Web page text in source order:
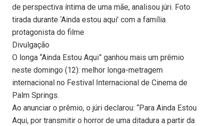
de perspectiva íntima de uma mãe, analisou júri. Foto
tirada durante ‘Ainda estou aqui’ com a família
protagonista do filme
Divulgação
O longa “Ainda Estou Aqui” ganhou mais um prêmio
neste domingo (12): melhor longa-metragem
internacional no Festival Internacional de Cinema de
Palm Springs.
Ao anunciar o prêmio, o júri declarou: “Para Ainda Estou
Aqui, por transmitir o horror de uma ditadura a partir da